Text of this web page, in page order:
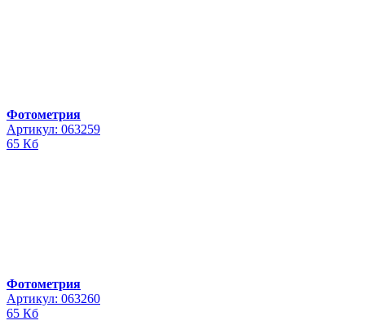
Фотометрия
Артикул: 063259
65 Кб
Фотометрия
Артикул: 063260
65 Кб